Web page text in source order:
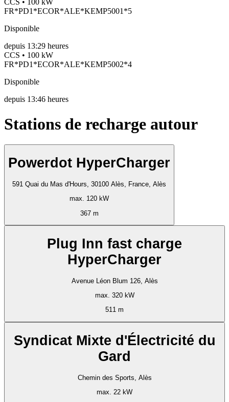
FR*PD1*ECOR*ALE*KEMP5001*5
Disponible
depuis 13:29 heures
CCS • 100 kW
FR*PD1*ECOR*ALE*KEMP5002*4
Disponible
depuis 13:46 heures
Stations de recharge autour
Powerdot HyperCharger
591 Quai du Mas d'Hours, 30100 Alès, France, Alès
max. 120 kW
367 m
Plug Inn fast charge
HyperCharger
Avenue Léon Blum 126, Alès
max. 320 kW
511 m
Syndicat Mixte d'Électricité du
Gard
Chemin des Sports, Alès
max. 22 kW